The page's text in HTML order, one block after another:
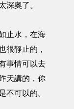
深奧了。
止水，在海
很靜止的，
事情可以去
天講的，你
不可以的。